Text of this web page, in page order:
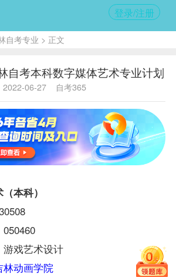
登录/注册
自考专业 > 正文
自考本科数字媒体艺术专业计划
2022-06-27 自考365
本科）
050460
游戏艺术设计
林动画学院